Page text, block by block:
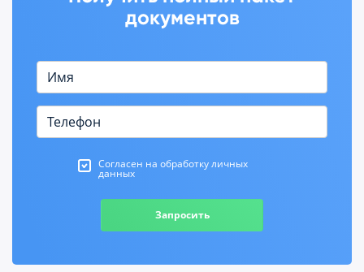
документов
Согласен на обработку личных
данных
Запросить